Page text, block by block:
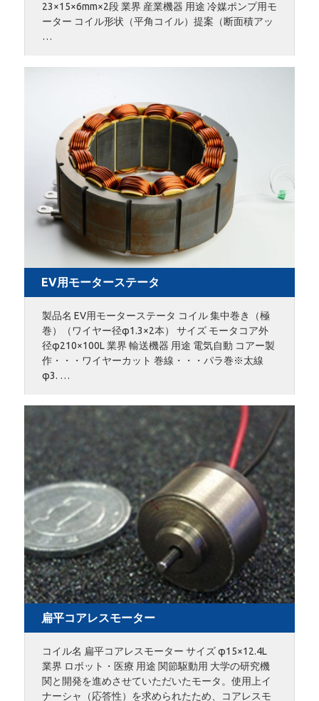
23×15×6mm×2段 業界 産業機器 用途 冷媒ポンプ用モ
ーター コイル形状（平角コイル）提案（断面積アッ
…
EV用モーターステータ
製品名 EV用モーターステータ コイル 集中巻き（極
巻）（ワイヤー径φ1.3×2本） サイズ モータコア外
径φ210×100L 業界 輸送機器 用途 電気自動 コアー製
作・・・ワイヤーカット 巻線・・・パラ巻※太線
φ3. …
扁平コアレスモーター
コイル名 扁平コアレスモーター サイズ φ15×12.4L
業界 ロボット・医療 用途 関節駆動用 大学の研究機
関と開発を進めさせていただいたモータ。使用上イ
ナーシャ（応答性）を求められたため、コアレスモ